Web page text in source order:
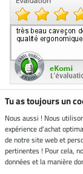
Boutique
neutre
Livraison par
Tu as toujours un
Nous aussi ! Nous
expérience d'achat
de notre site web et
pertinentes ! Pour cela,
données et la manière